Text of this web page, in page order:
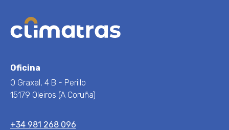
Oficina
O Graxal, 4 B - Perillo
15179 Oleiros (A Coruña)
+34 981 268 096